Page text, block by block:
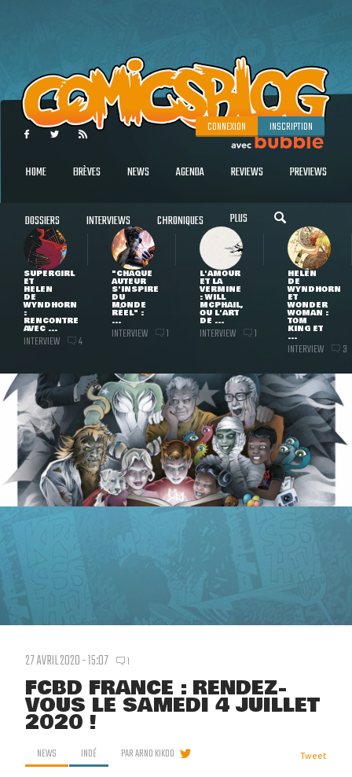
CONNEXION INSCRIPTION
HOME BRÈVES NEWS AGENDA REVIEWS PREVIEWS
DOSSIERS INTERVIEWS CHRONIQUES PLUS
SUPERGIRL
ET
HELEN
DE
WYNDHORN
:
RENCONTRE
AVEC ...
INTERVIEW 4
"CHAQUE
AUTEUR
S'INSPIRE
DU
MONDE
RÉEL" :
...
INTERVIEW 1
L'AMOUR
ET LA
VERMINE
: WILL
MCPHAIL,
OU L'ART
DE ...
INTERVIEW 1
HELEN
DE
WYNDHORN
ET
WONDER
WOMAN :
TOM
KING ET
...
INTERVIEW 3
27 AVRIL 2020 - 15:07 1
FCBD FRANCE : RENDEZ-
VOUS LE SAMEDI 4 JUILLET
2020 !
NEWS INDÉ PARARNO KIKOO Tweet